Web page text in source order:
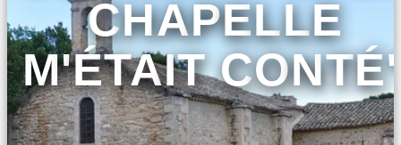
CHAPELLE
M'ÉTAIT